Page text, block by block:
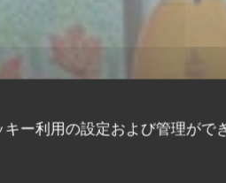
ー利用の設定および管理がで
PLAGE